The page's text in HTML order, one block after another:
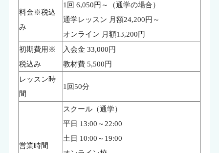
料金※税込
み
1回 6,050円～（通学の場合）
通学レッスン 月額24,200円～
オンライン 月額13,200円
初期費用※
税込み
入会金 33,000円
教材費 5,500円
レッスン時
間
1回50分
営業時間
スクール（通学）
平日 13:00～22:00
土日 10:00～19:00